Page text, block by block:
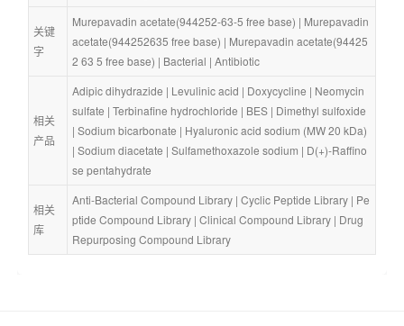
关键
字
Murepavadin acetate(944252-63-5 free base) | Murepavadin
acetate(944252635 free base) | Murepavadin acetate(94425
2 63 5 free base) | Bacterial | Antibiotic
相关
产品
Adipic dihydrazide | Levulinic acid | Doxycycline | Neomycin
sulfate | Terbinafine hydrochloride | BES | Dimethyl sulfoxide
| Sodium bicarbonate | Hyaluronic acid sodium (MW 20 kDa)
| Sodium diacetate | Sulfamethoxazole sodium | D(+)-Raffino
se pentahydrate
相关
库
Anti-Bacterial Compound Library | Cyclic Peptide Library | Pe
ptide Compound Library | Clinical Compound Library | Drug
Repurposing Compound Library